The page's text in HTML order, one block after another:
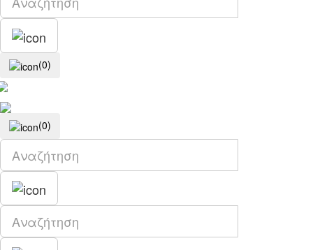
(0)
(0)